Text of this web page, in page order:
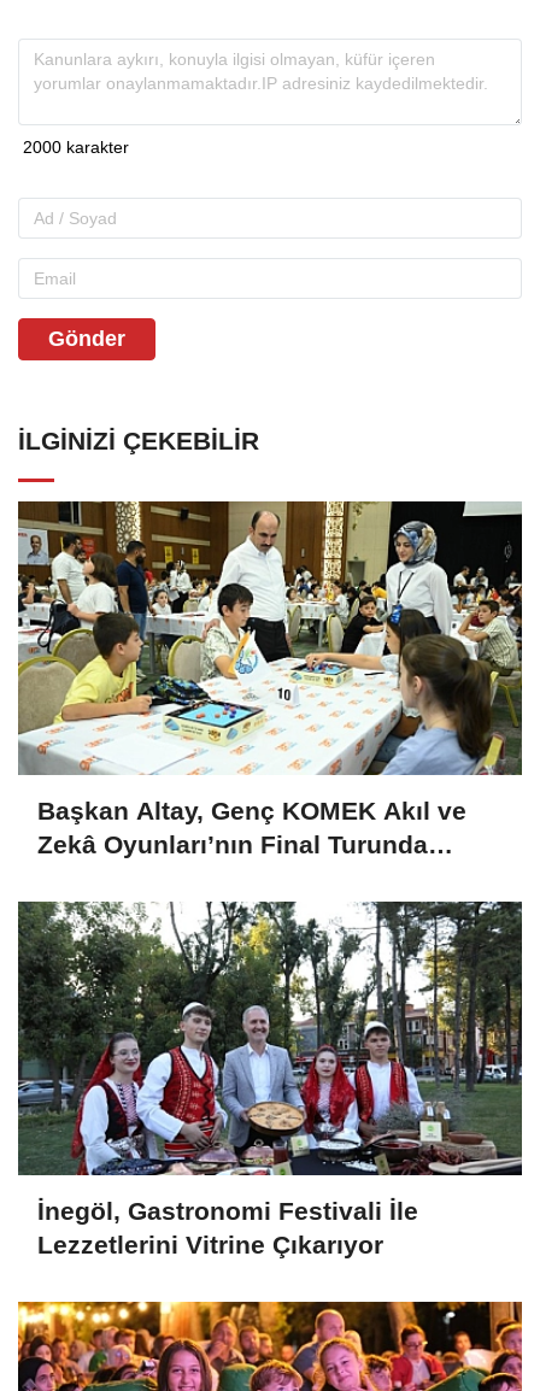
Gönder
İLGINIZI ÇEKEBILIR
Başkan Altay, Genç KOMEK Akıl ve
Zekâ Oyunları’nın Final Turunda
İnegöl, Gastronomi Festivali İle
Lezzetlerini Vitrine Çıkarıyor